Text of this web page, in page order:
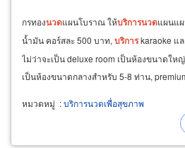
กรทองนวดแผนโบราณ ให้บริการนวดแผนแ
น้ำมัน คอร์สละ 500 บาท, บริการkaraoke แล
ไม่ว่าจะเป็น deluxe room เป็นห้องขนาดให
เป็นห้องขนาดกลางสำหรับ 5-8 ท่าน,
หมวดหมู่ :บริการนวดเพื่อสุขภาพ